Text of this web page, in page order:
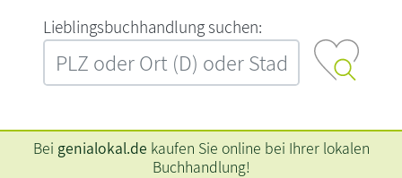
L‍i‍e‍b‍l‍i‍n‍g‍s‍b‍u‍c‍h‍h‍a‍n‍d‍l‍u‍n‍g‍ ‍s‍u‍c‍h‍e‍n‍:‍
Bei genialokal.de kaufen Sie online bei Ihrer lokalen
Buchhandlung!